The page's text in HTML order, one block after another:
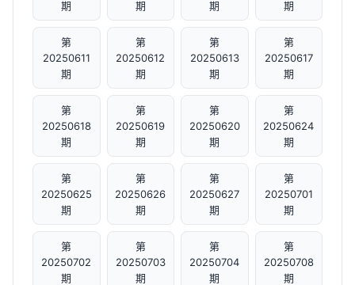
期
期
期
期
第
20250611
期
第
20250612
期
第
20250613
期
第
20250617
期
第
20250618
期
第
20250619
期
第
20250620
期
第
20250624
期
第
20250625
期
第
20250626
期
第
20250627
期
第
20250701
期
第
20250702
期
第
20250703
期
第
20250704
期
第
20250708
期